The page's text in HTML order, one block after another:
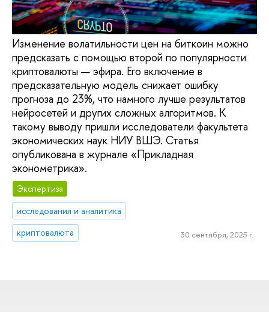
Изменение волатильности цен на биткоин можно
предсказать с помощью второй по популярности
криптовалюты — эфира. Его включение в
предсказательную модель снижает ошибку
прогноза до 23%, что намного лучше результатов
нейросетей и других сложных алгоритмов. К
такому выводу пришли исследователи факультета
экономических наук НИУ ВШЭ. Статья
опубликована в журнале «Прикладная
эконометрика».
Экспертиза
исследования и аналитика
криптовалюта
30 сентября, 2025 г.